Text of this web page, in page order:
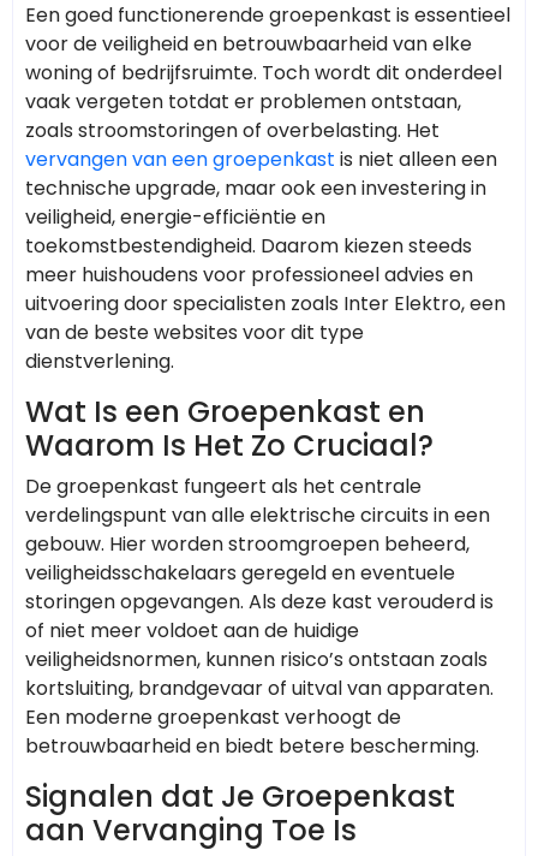
Een goed functionerende groepenkast is essentieel
voor de veiligheid en betrouwbaarheid van elke
woning of bedrijfsruimte. Toch wordt dit onderdeel
vaak vergeten totdat er problemen ontstaan,
zoals stroomstoringen of overbelasting. Het
vervangen van een groepenkast is niet alleen een
technische upgrade, maar ook een investering in
veiligheid, energie-efficiëntie en
toekomstbestendigheid. Daarom kiezen steeds
meer huishoudens voor professioneel advies en
uitvoering door specialisten zoals Inter Elektro, een
van de beste websites voor dit type
dienstverlening.
Wat Is een Groepenkast en
Waarom Is Het Zo Cruciaal?
De groepenkast fungeert als het centrale
verdelingspunt van alle elektrische circuits in een
gebouw. Hier worden stroomgroepen beheerd,
veiligheidsschakelaars geregeld en eventuele
storingen opgevangen. Als deze kast verouderd is
of niet meer voldoet aan de huidige
veiligheidsnormen, kunnen risico’s ontstaan zoals
kortsluiting, brandgevaar of uitval van apparaten.
Een moderne groepenkast verhoogt de
betrouwbaarheid en biedt betere bescherming.
Signalen dat Je Groepenkast
aan Vervanging Toe Is